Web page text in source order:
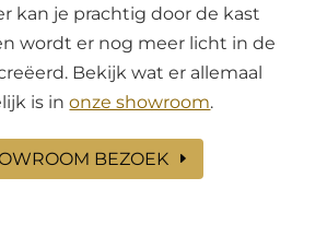
kan je prachtig door de kast
wordt er nog meer licht in de
Bekijk wat er allemaal
is inonze showroom.
BEZOEK